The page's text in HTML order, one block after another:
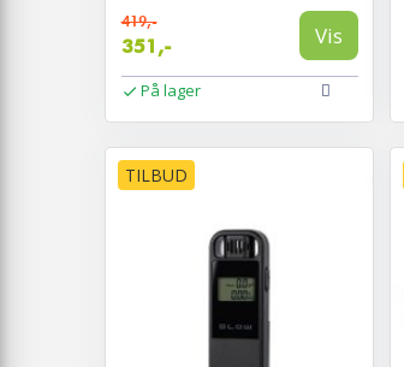
419,-
351,- Vis
På lager
TILBUD